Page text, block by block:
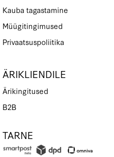
Kauba tagastamine
Müügitingimused
Privaatsuspoliitika
ÄRIKLIENDILE
Ärikingitused
B2B
TARNE